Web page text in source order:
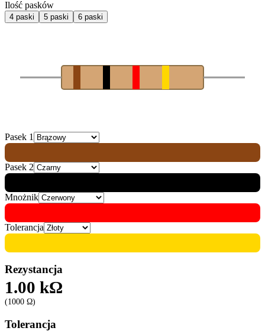
Ilość pasków
4 paski 5 paski 6 paski
Pasek 1
Pasek 2
Mnożnik
Tolerancja
Rezystancja
1.00 kΩ
(1000 Ω)
Tolerancja